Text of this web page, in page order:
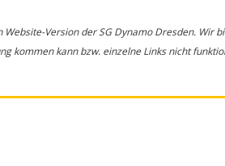
Version der SG Dynamo Dresden. Wir
kommen kann bzw. einzelne Links nicht